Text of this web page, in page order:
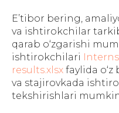
E’tibor bering,
va ishtirokchilar
qarab o‘zgarishi
ishtirokchilari
results.xlsx faylida
va stajirovkada
tekshirishlari